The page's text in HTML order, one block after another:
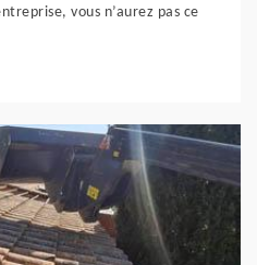
vous n’aurez pas ce